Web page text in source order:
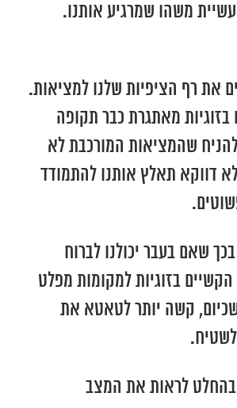
משהו שמרגיע אותנו.
את רף הציפיות שלנו למציאות.
מאתגרת כבר תקופה
שהמציאות המורכבת לא
דווקא תאלץ אותנו להתמודד
שאם בעבר יכולנו לברוח
בזוגיות למקומות מפלט
שכיום, קשה יותר לטאטא את
לראות את המצב